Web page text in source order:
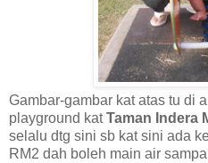
Gambar-gambar kat atas tu di
playground katTaman Indera
selalu dtg sini sb kat sini ada
RM2 dah boleh main air